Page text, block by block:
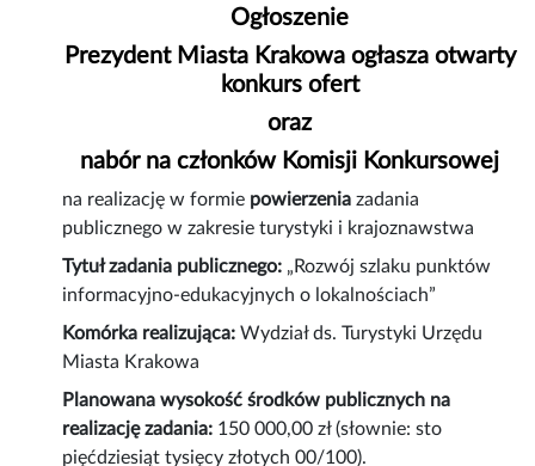
Ogłoszenie
Prezydent Miasta Krakowa ogłasza otwarty
konkurs ofert
oraz
nabór na członków Komisji Konkursowej
na realizację w formie powierzenia zadania
publicznego w zakresie turystyki i krajoznawstwa
Tytuł zadania publicznego: „Rozwój szlaku punktów
informacyjno-edukacyjnych o lokalnościach”
Komórka realizująca:Wydział ds. Turystyki Urzędu
Miasta Krakowa
Planowana wysokość środków publicznych na
realizację zadania: 150 000,00 zł (słownie: sto
pięćdziesiąt tysięcy złotych 00/100).